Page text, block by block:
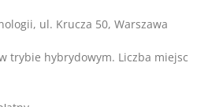
ul. Krucza 50, Warszawa
trybie hybrydowym. Liczba miejsc